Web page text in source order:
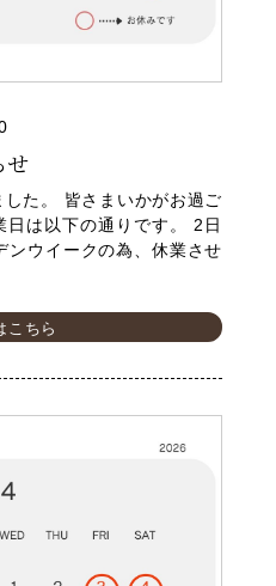
せ
た。 皆さまいかがお過ご
日は以下の通りです。 2日
ウイークの為、休業させ
こちら